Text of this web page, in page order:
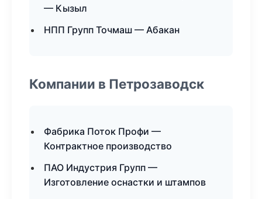
— Кызыл
НПП Групп Точмаш — Абакан
Компании в Петрозаводск
Фабрика Поток Профи —
Контрактное производство
ПАО Индустрия Групп —
Изготовление оснастки и штампов